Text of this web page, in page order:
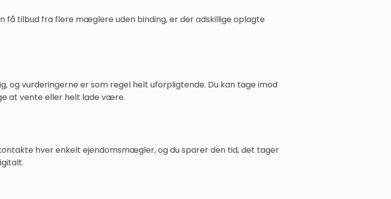
få tilbud fra flere mæglere uden binding, er der adskillige oplagte
og vurderingerne er som regel helt uforpligtende. Du kan tage imod
at vente eller helt lade være.
hver enkelt ejendomsmægler, og du sparer den tid, det tager